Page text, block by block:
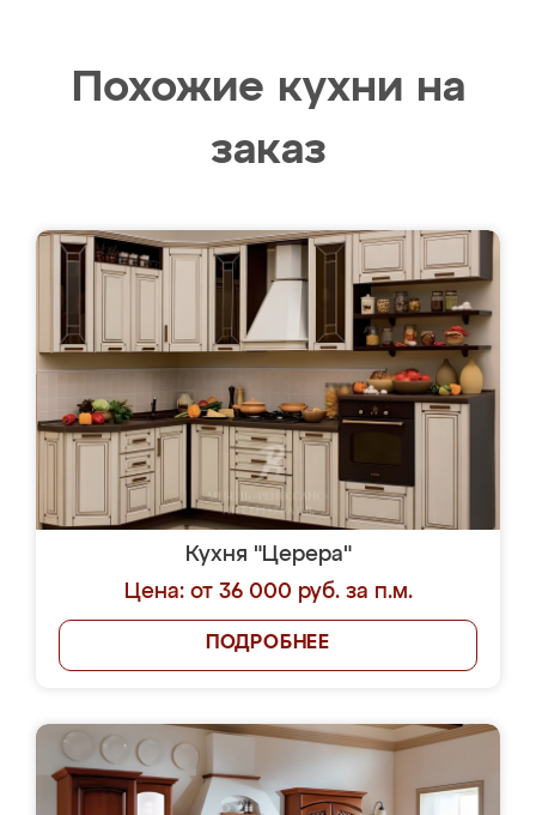
Похожие кухни на
заказ
Кухня "Церера"
Цена: от 36 000 руб. за п.м.
ПОДРОБНЕЕ